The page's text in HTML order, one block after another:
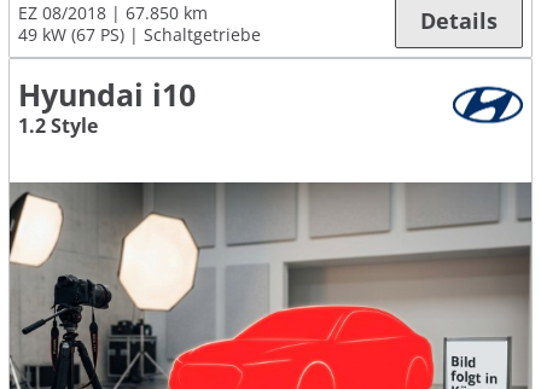
EZ 08/2018
67.850 km
49 kW (67 PS)
Schaltgetriebe Details
Hyundai i10
1.2 Style